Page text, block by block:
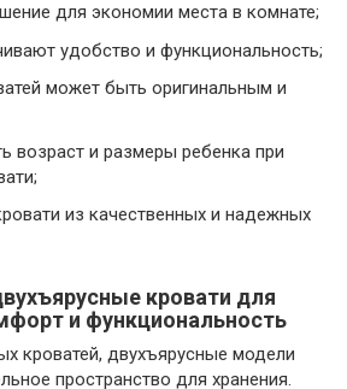
для экономии места в комнате;
удобство и функциональность;
может быть оригинальным и
возраст и размеры ребенка при
из качественных и надежных
кровати для
и функциональность
кроватей, двухъярусные модели
пространство для хранения.